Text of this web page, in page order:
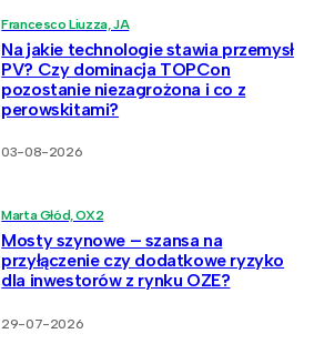
Francesco Liuzza, JA
Na jakie technologie stawia przemysł
PV? Czy dominacja TOPCon
pozostanie niezagrożona i co z
perowskitami?
03-08-2026
Marta Głód, OX2
Mosty szynowe – szansa na
przyłączenie czy dodatkowe ryzyko
dla inwestorów z rynku OZE?
29-07-2026